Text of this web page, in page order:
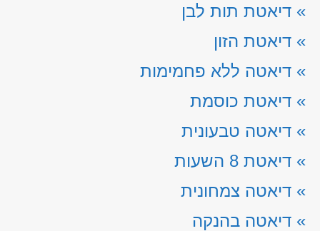
» דיאטת תות לבן
» דיאטת הזון
» דיאטה ללא פחמימות
» דיאטת כוסמת
» דיאטה טבעונית
» דיאטת 8 השעות
» דיאטה צמחונית
» דיאטה בהנקה